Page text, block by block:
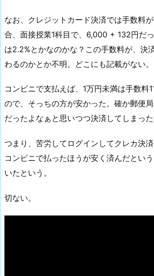
なお、クレジットカード決済では手数料
合、面接授業1科目で、6,000 + 132円だ
は2.2%とかなのかな？この手数料が、決
わるのかとか不明。どこにも記載がない。
コンビニで支払えば、1万円未満は手数料
ので、そっちの方が安かった。確か郵便
だったよなぁと思いつつ決済してしまった
つまり、苦労してログインしてクレカ決済
コンビニで払ったほうが安く済んだとい
いたという。
切ない。